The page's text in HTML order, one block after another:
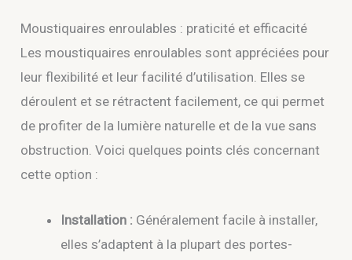
Moustiquaires enroulables : praticité et efficacité
Les moustiquaires enroulables sont appréciées pour
leur flexibilité et leur facilité d’utilisation. Elles se
déroulent et se rétractent facilement, ce qui permet
de profiter de la lumière naturelle et de la vue sans
obstruction. Voici quelques points clés concernant
cette option :
Installation : Généralement facile à installer,
elles s’adaptent à la plupart des portes-